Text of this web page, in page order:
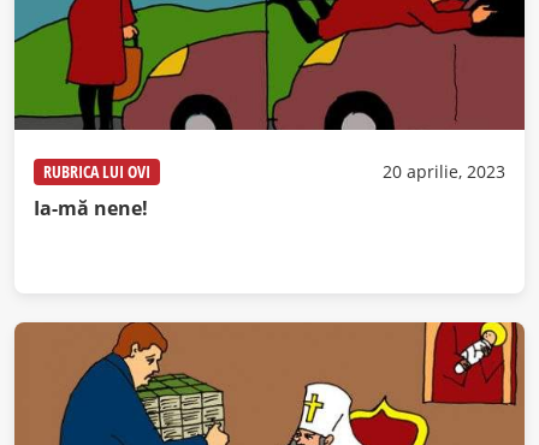
RUBRICA LUI OVI 20 aprilie, 2023
Ia-mă nene!